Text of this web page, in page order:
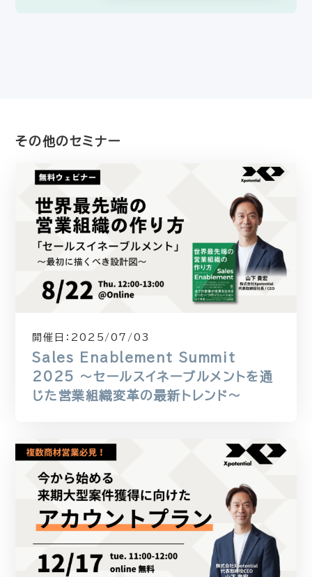
その他のセミナー
開催日： 2025/07/03
Sales Enablement Summit
2025 〜セールスイネーブルメントを通
じた営業組織変革の最新トレンド〜